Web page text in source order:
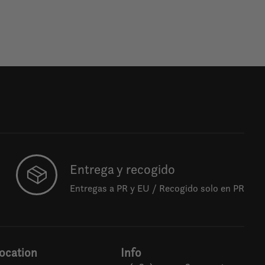
Entrega y recogido
Entregas a PR y EU / Recogido solo en PR
Info